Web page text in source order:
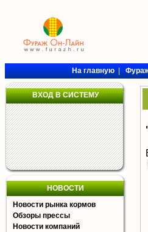
На главную|
ВХОД В СИСТЕМУ
НОВОСТИ
Новости рынка кормов
Обзоры прессы
Новости компаний